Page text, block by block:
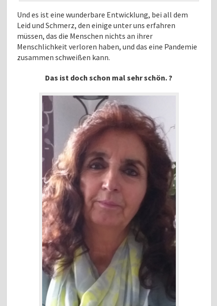
Und es ist eine wunderbare Entwicklung, bei all dem
Leid und Schmerz, den einige unter uns erfahren
müssen, das die Menschen nichts an ihrer
Menschlichkeit verloren haben, und das eine Pandemie
zusammen schweißen kann.
Das ist doch schon mal sehr schön. ?